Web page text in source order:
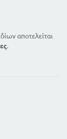
αποτελείται
.